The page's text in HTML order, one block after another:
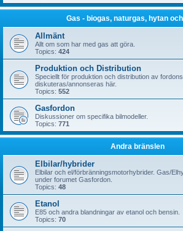
Gas - biogas, naturgas, hytan
Allmänt
Allt om som har med gas att göra.
Topics: 424
Produktion och Distribution
Speciellt för produktion och distribution av
diskuteras/annonseras här.
Topics: 552
Gasfordon
Diskussioner om specifika bilmodeller.
Topics: 771
Andra bränslen
Elbilar/hybrider
Elbilar och el/förbränningsmotorhybrider. Gas/
under forumet Gasfordon.
Topics: 48
Etanol
E85 och andra blandningar av etanol och bensin.
Topics: 70